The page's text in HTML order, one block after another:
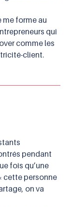
me forme au
qui
comme les
client.
pendant
fois qu’une
cette personne
on va